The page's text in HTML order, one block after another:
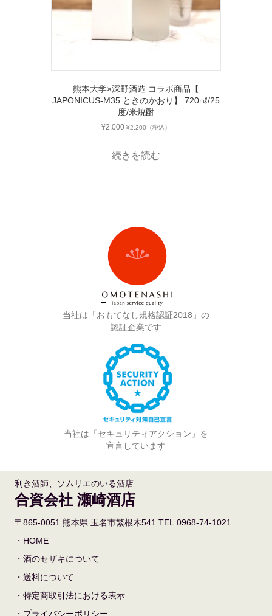
熊本大学×深野酒造 コラボ商品【
JAPONICUS-M35 ときのかおり】 720㎖/25
度/米焼酎
¥2,000 ¥2,200 （税込）
続きを読む
当社は「おもてなし規格認証2018」の
認証企業です
当社は「セキュリティアクション」を
宣言しています
利き酒師、ソムリエのいる酒店
合資会社 瀬崎酒店
〒865-0051 熊本県 玉名市繁根木541 TEL.0968-74-1021
・HOME
・酒のセザキについて
・送料について
・特定商取引法における表示
・プライバシーポリシー